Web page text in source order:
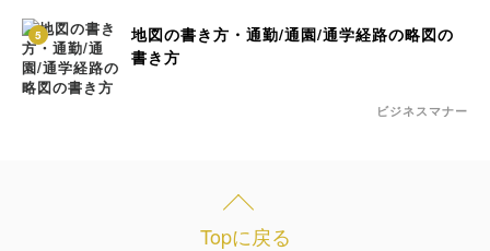
5
地図の書き方・通勤/通園/通学経路の略図の
書き方
ビジネスマナー
Topに戻る